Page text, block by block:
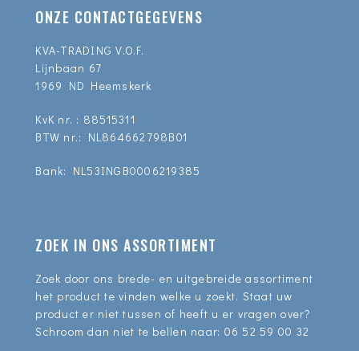
ONZE CONTACTGEGEVENS
KVA-TRADING V.O.F.
Lijnbaan 67
1969 ND Heemskerk
KvK nr. : 88515311
BTW nr.: NL864662798B01
Bank: NL53INGB0006219385
ZOEK IN ONS ASSORTIMENT
Zoek door ons brede- en uitgebreide assortiment
het product te vinden welke u zoekt. Staat uw
product er niet tussen of heeft u er vragen over?
Schroom dan niet te bellen naar: 06 52 59 00 32